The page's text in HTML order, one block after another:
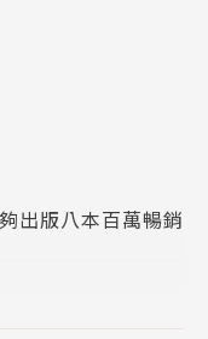
的想法，以及有多
真地期望這麼做，
終抱持這個想法且
以及和各領域傑出
以償必須先這麼
出版八本百萬暢銷